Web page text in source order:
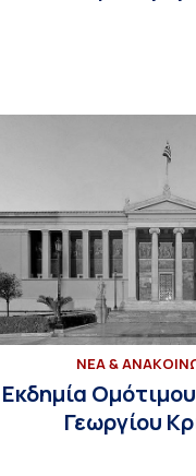
ΝΕΑ &
Εκδημία
Γεωργίου